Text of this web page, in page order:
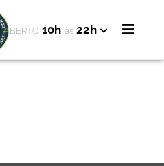
ABERTO 10h às 22h